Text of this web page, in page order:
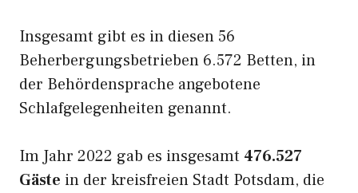
Insgesamt gibt es in diesen 56
Beherbergungsbetrieben 6.572 Betten, in
der Behördensprache angebotene
Schlafgelegenheiten genannt.
Im Jahr 2022 gab es insgesamt 476.527
Gäste in der kreisfreien Stadt Potsdam, die